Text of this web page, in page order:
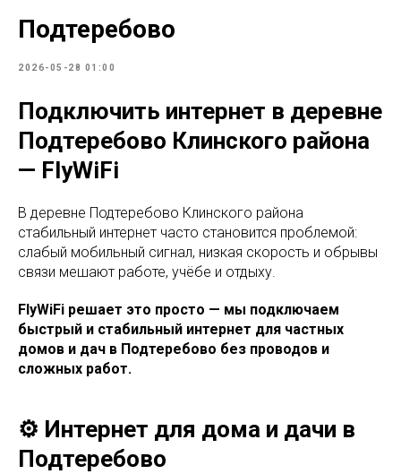
Подтеребово
2026-05-28 01:00
Подключить интернет в деревне
Подтеребово Клинского района
— FlyWiFi
В деревне Подтеребово Клинского района
стабильный интернет часто становится проблемой:
слабый мобильный сигнал, низкая скорость и обрывы
связи мешают работе, учёбе и отдыху.
FlyWiFi решает это просто — мы подключаем
быстрый и стабильный интернет для частных
домов и дач в Подтеребово без проводов и
сложных работ.
⚙️ Интернет для дома и дачи в
Подтеребово